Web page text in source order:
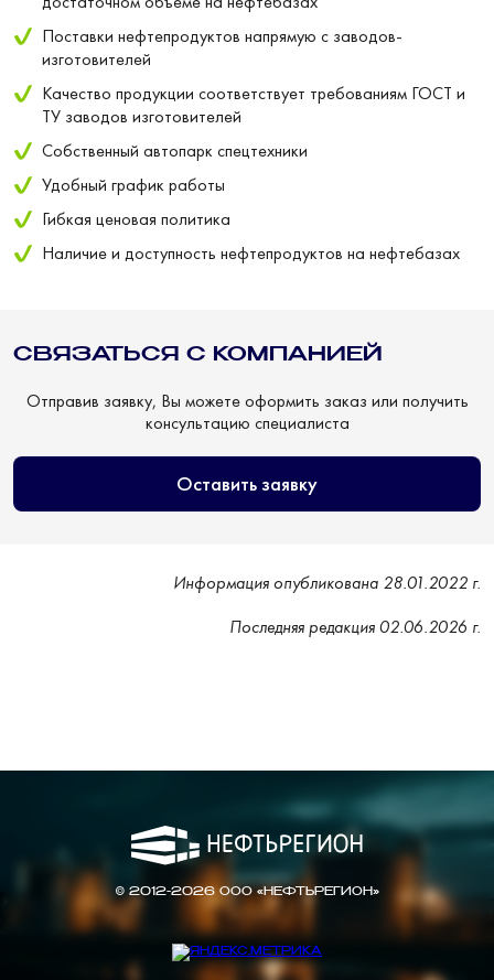
Поставки нефтепродуктов напрямую с заводов-
изготовителей
Качество продукции соответствует требованиям ГОСТ и
ТУ заводов изготовителей
Собственный автопарк спецтехники
Удобный график работы
Гибкая ценовая политика
Наличие и доступность нефтепродуктов на нефтебазах
СВЯЗАТЬСЯ С КОМПАНИЕЙ
Отправив заявку, Вы можете оформить заказ или получить
консультацию специалиста
Оставить заявку
Информация опубликована 28.01.2022 г.
Последняя редакция 02.06.2026 г.
© 2012-2026 ООО «НЕФТЬРЕГИОН»